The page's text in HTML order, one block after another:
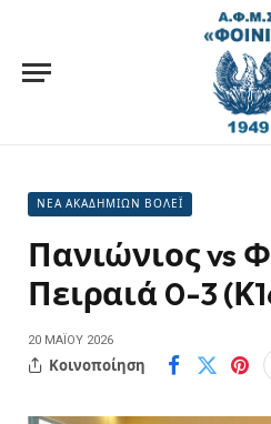
ΝΕΑ ΑΚΑΔΗΜΙΩΝ ΒΟΛΕΪ
Πανιώνιος vs
Πειραιά 0-3
20 ΜΑΪ́ΟΥ 2026
Κοινοποίηση